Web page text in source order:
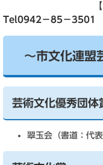
【お問い合
Tel0942－85－3501
～市文化連盟
芸術文化優秀団体
翠玉会（書道：代表